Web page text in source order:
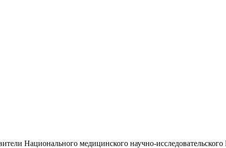
Национального медицинского научно-исследовательского